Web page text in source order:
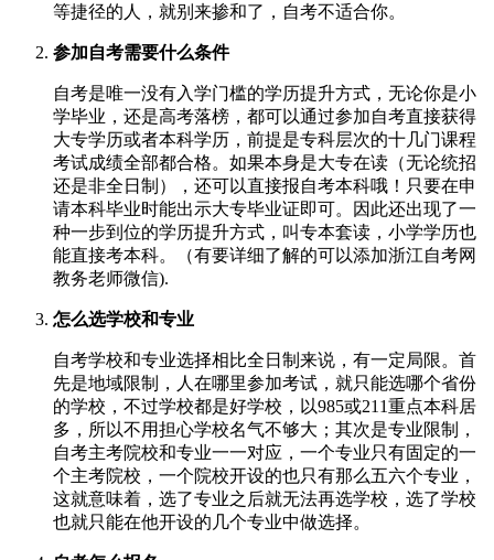
等捷径的人，就别来掺和了，自考不适合你。
参加自考需要什么条件
自考是唯一没有入学门槛的学历提升方式，无论你是小
学毕业，还是高考落榜，都可以通过参加自考直接获得
大专学历或者本科学历，前提是专科层次的十几门课程
考试成绩全部都合格。如果本身是大专在读（无论统招
还是非全日制），还可以直接报自考本科哦！只要在申
请本科毕业时能出示大专毕业证即可。因此还出现了一
种一步到位的学历提升方式，叫专本套读，小学学历也
能直接考本科。（有要详细了解的可以添加浙江自考网
教务老师微信).
怎么选学校和专业
自考学校和专业选择相比全日制来说，有一定局限。首
先是地域限制，人在哪里参加考试，就只能选哪个省份
的学校，不过学校都是好学校，以985或211重点本科居
多，所以不用担心学校名气不够大；其次是专业限制，
自考主考院校和专业一一对应，一个专业只有固定的一
个主考院校，一个院校开设的也只有那么五六个专业，
这就意味着，选了专业之后就无法再选学校，选了学校
也就只能在他开设的几个专业中做选择。